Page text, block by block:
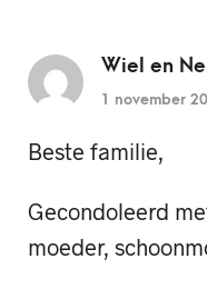
Wiel en
1 november
Beste familie,
Gecondoleerd
moeder,